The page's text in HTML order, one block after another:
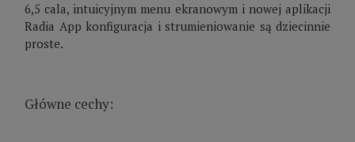
6,5 cala, intuicyjnym menu ekranowym i nowej aplikacji
Radia App konfiguracja i strumieniowanie są dziecinnie
proste.
Główne cechy: